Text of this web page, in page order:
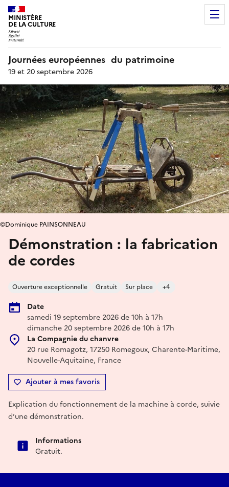
MINISTÈRE
DE LA CULTURE
Journées européennes du patrimoine
19 et 20 septembre 2026
Démonstration : la fabrication
de cordes
Ouverture exceptionnelle Gratuit Sur place +4
Date
samedi 19 septembre 2026 de 10h à 17h
dimanche 20 septembre 2026 de 10h à 17h
La Compagnie du chanvre
20 rue Romagotz, 17250 Romegoux, Charente-Maritime,
Nouvelle-Aquitaine, France
Ajouter à mes favoris
©Dominique PAINSONNEAU
Explication du fonctionnement de la machine à corde, suivie
d’une démonstration.
Informations
Gratuit.